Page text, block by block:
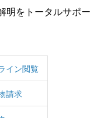
明をトータルサポー
イン閲覧
請求